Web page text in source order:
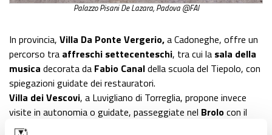
Palazzo Pisani De Lazara, Padova @FAI
In provincia, Villa Da Ponte Vergerio,a Cadoneghe, offre un
percorso tra affreschi settecenteschi, tra cui la sala della
musica decorata da Fabio Canaldella scuola del Tiepolo, con
spiegazioni guidate dei restauratori.
Villa dei Vescovi, a Luvigliano di Torreglia, propone invece
visite in autonomia o guidate, passeggiate nel Brolocon il
giardiniere e percorsi esclusivi riservati agli iscritti FAI.